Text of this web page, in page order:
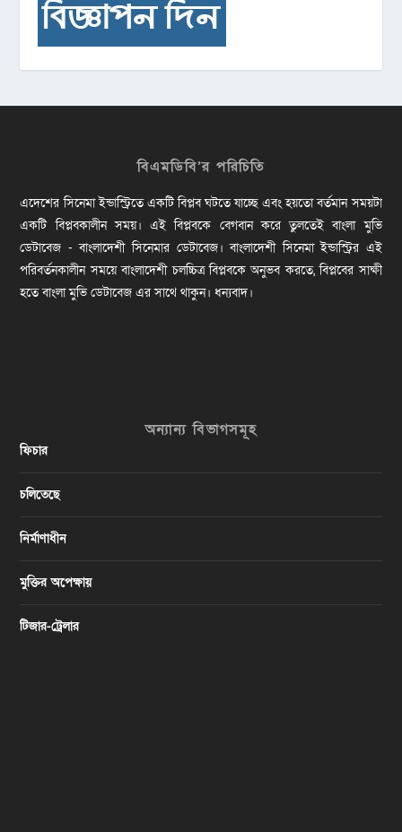
বিএমডিবি’র পরিচিতি
এদেশের সিনেমা ইন্ডাস্ট্রিতে একটি বিপ্লব ঘটতে যাচ্ছে এবং হয়তো বর্তমান সময়টা
একটি বিপ্লবকালীন সময়। এই বিপ্লবকে বেগবান করে তুলতেই বাংলা মুভি
ডেটাবেজ - বাংলাদেশী সিনেমার ডেটাবেজ। বাংলাদেশী সিনেমা ইন্ডাস্ট্রির এই
পরিবর্তনকালীন সময়ে বাংলাদেশী চলচ্চিত্র বিপ্লবকে অনুভব করতে, বিপ্লবের সাক্ষী
হতে বাংলা মুভি ডেটাবেজ এর সাথে থাকুন। ধন্যবাদ।
অন্যান্য বিভাগসমূহ
ফিচার
চলিতেছে
নির্মাণাধীন
মুক্তির অপেক্ষায়
টিজার-ট্রেলার